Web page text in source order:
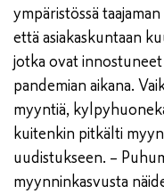
ympäristössä
että asiakaskuntaan
jotka ovat
pandemian aikana.
myyntiä,
kuitenkin pitkälti
uudistukseen. –
myynninkasvusta